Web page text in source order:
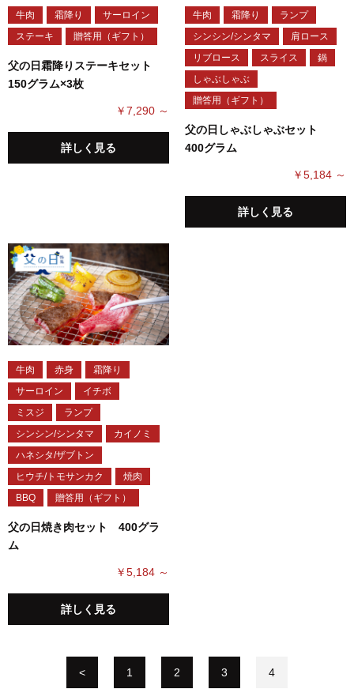
牛肉 霜降り
サーロイン
ステーキ
贈答用（ギフト）
父の日霜降りステーキセット
150グラム×3枚
￥7,290 ～
詳しく見る
牛肉 霜降り
ランプ
シンシン/シンタマ
肩ロース
リブロース
スライス
鍋
しゃぶしゃぶ
贈答用（ギフト）
父の日しゃぶしゃぶセット
400グラム
￥5,184 ～
詳しく見る
牛肉 赤身
霜降り
サーロイン
イチボ
ミスジ
ランプ
シンシン/シンタマ
カイノミ
ハネシタ/ザブトン
ヒウチ/トモサンカク
焼肉
BBQ
贈答用（ギフト）
父の日焼き肉セット 400グラ
ム
￥5,184 ～
詳しく見る
< 1 2 3 4